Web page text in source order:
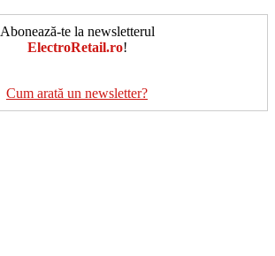
Abonează-te la newsletterul
ElectroRetail.ro!
Cum arată un newsletter?